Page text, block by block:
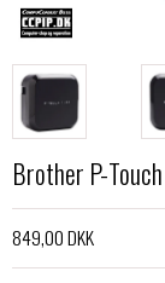
Brother P-
849,00 DKK